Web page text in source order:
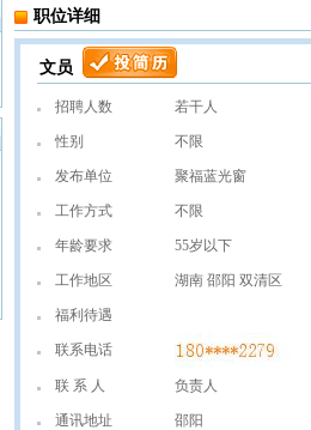
职位详细
文员
招聘人数 若干人
性别 不限
发布单位 聚福蓝光窗
工作方式 不限
年龄要求 55岁以下
工作地区 湖南 邵阳 双清区
福利待遇
联系电话
联 系 人 负责人
通讯地址 邵阳